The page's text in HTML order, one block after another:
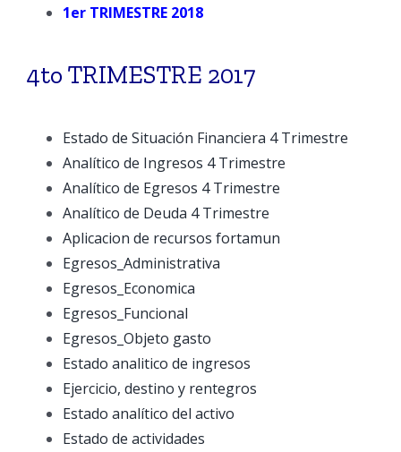
1er TRIMESTRE 2018
4to TRIMESTRE 2017
Estado de Situación Financiera 4 Trimestre
Analítico de Ingresos 4 Trimestre
Analítico de Egresos 4 Trimestre
Analítico de Deuda 4 Trimestre
Aplicacion de recursos fortamun
Egresos_Administrativa
Egresos_Economica
Egresos_Funcional
Egresos_Objeto gasto
Estado analitico de ingresos
Ejercicio, destino y rentegros
Estado analítico del activo
Estado de actividades